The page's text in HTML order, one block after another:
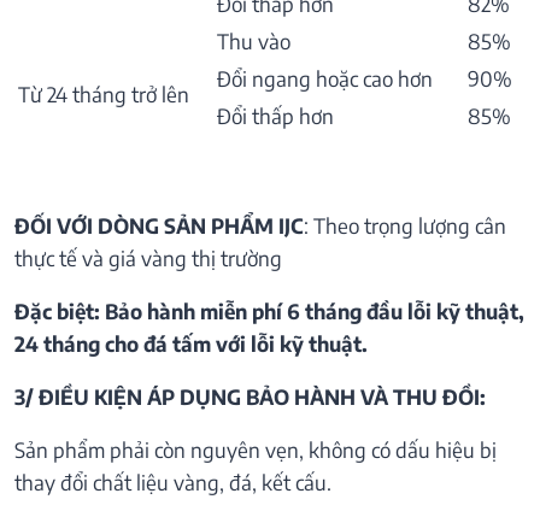
Từ 24 tháng trở lên
Thu vào
85%
Đổi ngang hoặc cao hơn
90%
Đổi thấp hơn
85%
ĐỐI VỚI DÒNG SẢN PHẨM IJC: Theo trọng lượng cân
thực tế và giá vàng thị trường
Đặc biệt: Bảo hành miễn phí 6 tháng đầu lỗi kỹ thuật,
24 tháng cho đá tấm với lỗi kỹ thuật.
3/ ĐIỀU KIỆN ÁP DỤNG BẢO HÀNH VÀ THU ĐỒI:
Sản phẩm phải còn nguyên vẹn, không có dấu hiệu bị
thay đổi chất liệu vàng, đá, kết cấu.